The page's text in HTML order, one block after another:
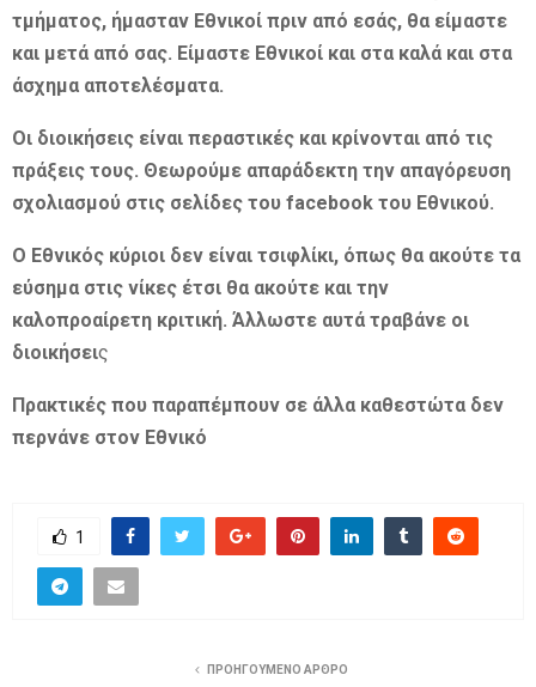
τμήματος, ήμασταν Εθνικοί πριν από εσάς, θα είμαστε
και μετά από σας. Είμαστε Εθνικοί και στα καλά και στα
άσχημα αποτελέσματα.
Οι διοικήσεις είναι περαστικές και κρίνονται από τις
πράξεις τους. Θεωρούμε απαράδεκτη την απαγόρευση
σχολιασμού στις σελίδες του facebook του Εθνικού.
Ο Εθνικός κύριοι δεν είναι τσιφλίκι, όπως θα ακούτε τα
εύσημα στις νίκες έτσι θα ακούτε και την
καλοπροαίρετη κριτική. Άλλωστε αυτά τραβάνε οι
διοικήσεις
Πρακτικές που παραπέμπουν σε άλλα καθεστώτα δεν
περνάνε στον Εθνικό
1
ΠΡΟΗΓΟΥΜΕΝΟ ΑΡΘΡΟ